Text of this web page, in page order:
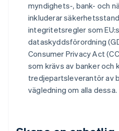
myndighets-, bank- och
inkluderar
integritetsregler som
dataskyddsförordning
Consumer Privacy Act
som krävs av banker
tredjepartsleverantör av
vägledning om alla dessa.